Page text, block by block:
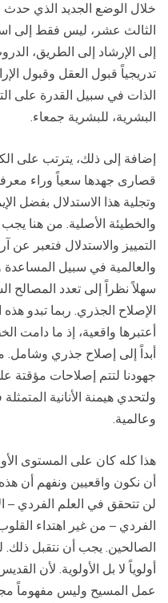
خلال الوضع الجديد الذي
الثالث عشر، ليس فقط إلى
إلى الإرشاد إلى الطريق،
تدريجياً قبول العقل وقبول
الذات في سبيل القدرة على
البشرية، للبشرية جمعاء.
إضافة إلى ذلك، يترتب على
قصارى جهدها سعياً وراء
وتجلية هذا الاستدلال بفضل
والخطيئة الأصلية. من هنا
التمييز والاستدلال فتعبر عن
والعالمية في سبيل المساعدة
سهلاً نظراً إلى تعدد المصالح
الإصلاح الجذري. ربما تبدو هذه
أعتبرها واقعية، إذ ما دامت
أبداً إلى إصلاح جذري وشامل.
جهودنا لتتم إصلاحات مؤقتة
ولتحدي هيمنة الأنانية
وعالمية.
هذا كله كان على المستوى
أن نكون واقعيين ونفهم أن
لن تتحقق في العلم الفردي –
الفردي – من غير اهتداء
الصالحين. يجب أن نتقبل ذلك.
أولوياً لا بل الأولوية. لأن
عمل المسيح وليس مفهوماً